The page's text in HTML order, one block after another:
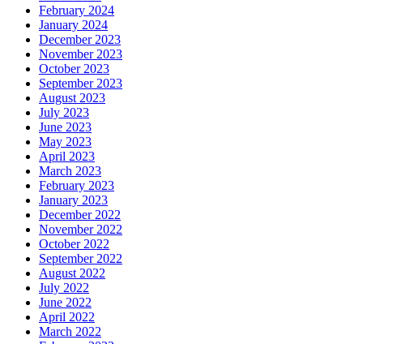
February 2024
January 2024
December 2023
November 2023
October 2023
September 2023
August 2023
July 2023
June 2023
May 2023
April 2023
March 2023
February 2023
January 2023
December 2022
November 2022
October 2022
September 2022
August 2022
July 2022
June 2022
April 2022
March 2022